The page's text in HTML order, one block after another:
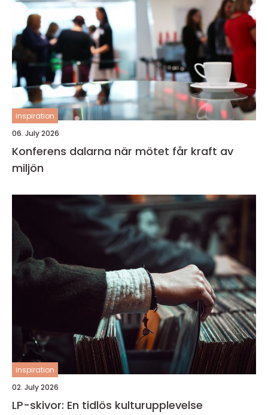
inspiration
06. July 2026
Konferens dalarna när mötet får kraft av
miljön
inspiration
02. July 2026
LP-skivor: En tidlös kulturupplevelse